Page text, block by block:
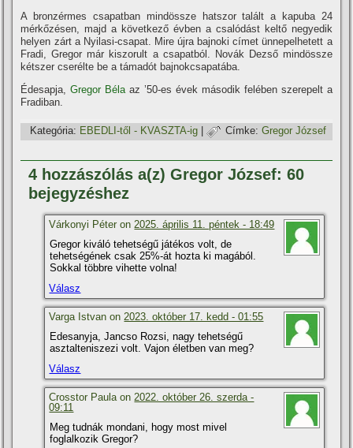
A bronzérmes csapatban mindössze hatszor talált a kapuba 24
mérkőzésen, majd a következő évben a csalódást keltő negyedik
helyen zárt a Nyilasi-csapat. Mire újra bajnoki cí­met ünnepelhetett a
Fradi, Gregor már kiszorult a csapatból. Novák Dezső mindössze
kétszer cserélte be a támadót bajnokcsapatába.
Édesapja,Gregor Bélaaz ’50-es évek második felében szerepelt a
Fradiban.
Kategória: EBEDLI-től - KVASZTA-ig | Címke: Gregor József
4 hozzászólás a(z) Gregor József: 60
bejegyzéshez
Várkonyi Péter on2025. április 11. péntek - 18:49
Gregor kiváló tehetségű játékos volt, de
tehetségének csak 25%-át hozta ki magából.
Sokkal többre vihette volna!
Válasz
Varga Istvan on2023. október 17. kedd - 01:55
Edesanyja, Jancso Rozsi, nagy tehetségű
asztalteniszezi volt. Vajon életben van meg?
Válasz
Crosstor Paula on2022. október 26. szerda -
09:11
Meg tudnák mondani, hogy most mivel
foglalkozik Gregor?